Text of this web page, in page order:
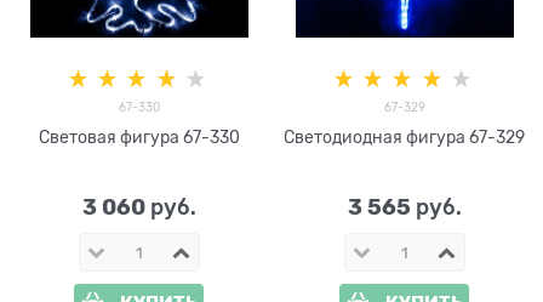
67-330
Световая фигура 67-330
3 060 руб.
67-329
Светодиодная фигура 67-329
3 565 руб.